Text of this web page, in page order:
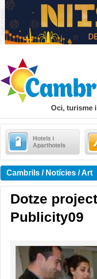
Oci, turisme
Hotels i
Aparthotels
Cambrils / Notícies / Art
Dotze
Publicity09